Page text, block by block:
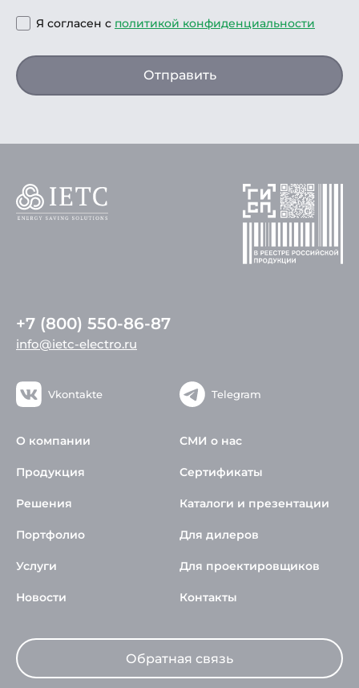
Я согласен с политикой конфиденциальности
Отправить
+7 (800) 550-86-87
info@ietc-electro.ru
Vkontakte Telegram
О компании
Продукция
Решения
Портфолио
Услуги
Новости
СМИ о нас
Сертификаты
Каталоги и презентации
Для дилеров
Для проектировщиков
Контакты
Обратная связь